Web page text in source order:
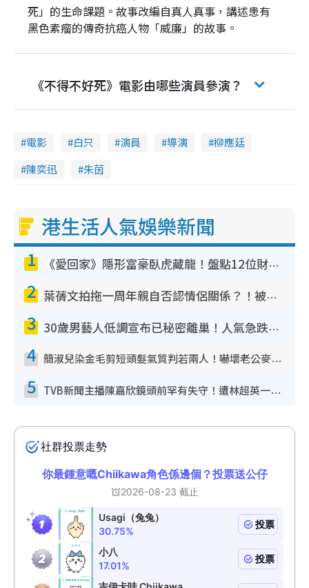
死」的生命課題。故事改編自真人真事，講述患有
黑色素瘤的傳奇抗癌人物「威廉」的故事。
《不得不好死》電影由哪些演員參演？
電影 白只 演員 導演
柳應廷
陳奕迅
朱茵
港生活人氣娛樂新聞
1 《愛回家》隱形富豪臥虎藏龍！盤點12位財氣逼人的有錢藝人：呢位靚女3億身家唔憂做
2 葉蒨文拍拖一周年親自否認情侶關係？！被質疑感情造假竟稱GM「普通同事」
3 30歲男藝人低調宣布已秘密離巢！人氣急跌變失蹤人口︰「這幾年過得並不容易」
4 簡淑兒染金毛剪短頭髮氣質判若兩人！嚇壞老公麥大力都認唔出：「你做咩事？」
5 TVB新聞主播陳嘉欣鏡頭前罕有失守！遭林超英一句說話突襲嚇親當場大笑